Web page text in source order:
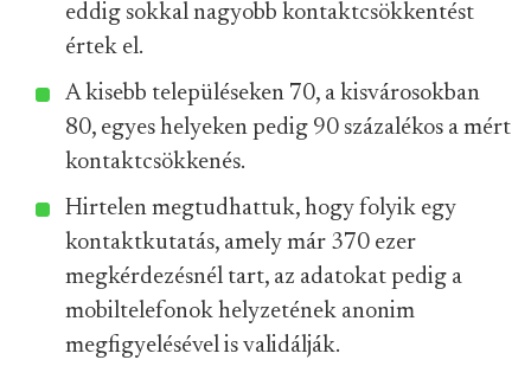
eddig sokkal nagyobb kontaktcsökkentést
értek el.
A kisebb településeken 70, a kisvárosokban
80, egyes helyeken pedig 90 százalékos a mért
kontaktcsökkenés.
Hirtelen megtudhattuk, hogy folyik egy
kontaktkutatás, amely már 370 ezer
megkérdezésnél tart, az adatokat pedig a
mobiltelefonok helyzetének anonim
megfigyelésével is validálják.